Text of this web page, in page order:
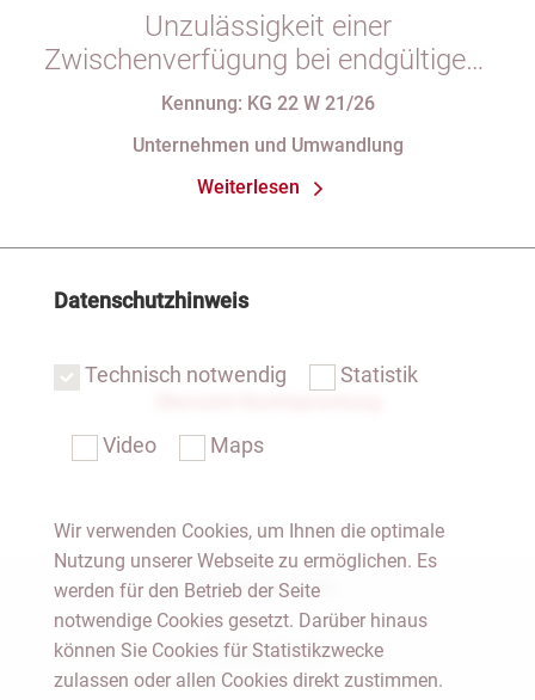
Unzulässigkeit einer
Zwischenverfügung bei endgültigem
Eintragungshindernis und
einer eGbR im Gesellschaftsregister
Kennung: KG 22 W 21/26
Unternehmen und Umwandlung
Weiterlesen
Notar Dresden
Fachgebiete
Datenschutzhinweis
Technisch notwendig Statistik
Video Maps
Wir verwenden Cookies, um Ihnen die optimale
Nutzung unserer Webseite zu ermöglichen. Es
werden für den Betrieb der Seite
notwendige Cookies gesetzt. Darüber hinaus
können Sie Cookies für Statistikzwecke
zulassen oder allen Cookies direkt zustimmen.